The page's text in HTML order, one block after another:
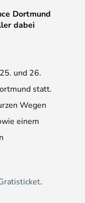
Dortmund
dabei
und 26.
statt.
Wegen
einem
.